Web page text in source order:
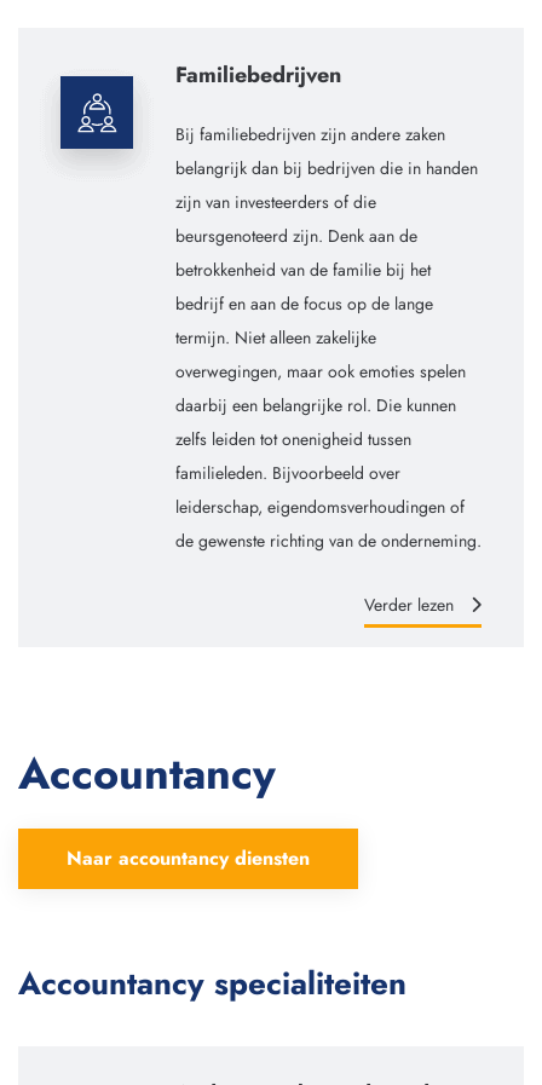
Familiebedrijven
Bij familiebedrijven zijn andere zaken
belangrijk dan bij bedrijven die in handen
zijn van investeerders of die
beursgenoteerd zijn. Denk aan de
betrokkenheid van de familie bij het
bedrijf en aan de focus op de lange
termijn. Niet alleen zakelijke
overwegingen, maar ook emoties spelen
daarbij een belangrijke rol. Die kunnen
zelfs leiden tot onenigheid tussen
familieleden. Bijvoorbeeld over
leiderschap, eigendomsverhoudingen of
de gewenste richting van de onderneming.
Verder lezen
Accountancy
Naar accountancy diensten
Accountancy specialiteiten